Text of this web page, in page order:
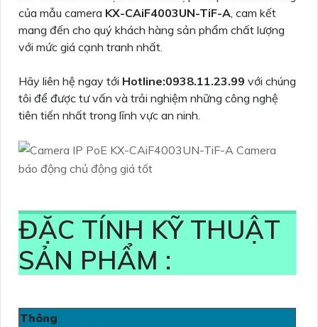
của mẫu camera KX-CAiF4003UN-TiF-A, cam kết
mang đến cho quý khách hàng sản phẩm chất lượng
với mức giá cạnh tranh nhất.
Hãy liên hệ ngay tới Hotline:0938.11.23.99 với chúng
tôi để được tư vấn và trải nghiệm những công nghệ
tiên tiến nhất trong lĩnh vực an ninh.
ĐẶC TÍNH KỸ THUẬT
SẢN PHẨM :
Thông